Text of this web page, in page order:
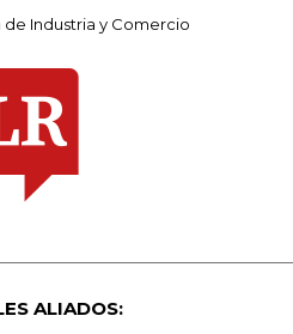
Industria y Comercio
ALIADOS: